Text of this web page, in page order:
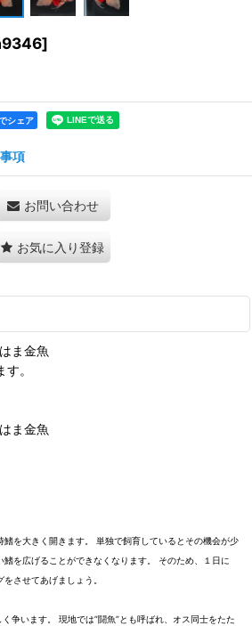
]
シェア
項
お問い合わせ
お気に入り登録
ま金魚
。
ま金魚
鰭を大きく開きます。 単独で飼育しているとその機会が少
を広げることができなくなります。 そのため、１日に
させてあげましょう。
争います。 現地では”闘魚”とも呼ばれ、オス同士をたた